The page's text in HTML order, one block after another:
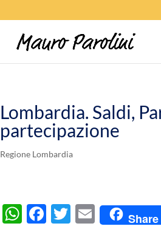
Lombardia. Saldi,
partecipazione
Regione Lombardia
W F
T
E
Share